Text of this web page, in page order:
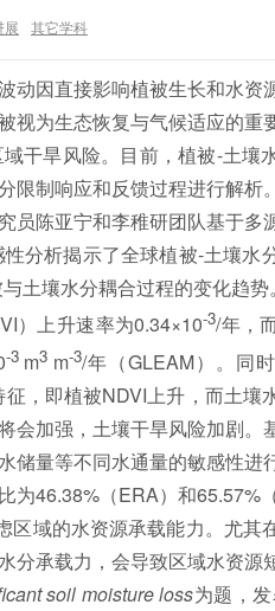
展 其它学科
动因直接影响植被生长和水资
视为生态恢复与气候适应的重
干旱风险。目前，植被-土壤
制响应和反馈过程进行解析。
陈亚宁和李稚研团队基于多
分析揭示了全球植被-土壤水
土壤水分耦合过程的变化趋势。
）上升速率为0.34×10-3/年，
-3m3 m-3/年（GLEAM）。同
，即植被NDVI上升，而土壤
加强，土壤干旱风险加剧。
储量等不同水通量的敏感性进
46.38%（ERA）和65.57%
域的水资源承载能力。尤其
承载力，会导致区域水资源
soil moisture loss为题，